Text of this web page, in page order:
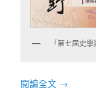
「第七屆史
閱讀全文 →